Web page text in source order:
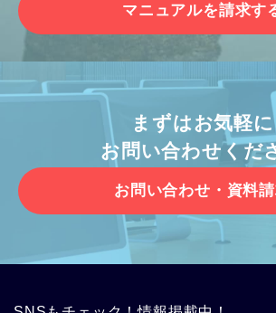
マニュアルを請求す
まずはお気軽に
お問い合わせくだ
お問い合わせ・資料